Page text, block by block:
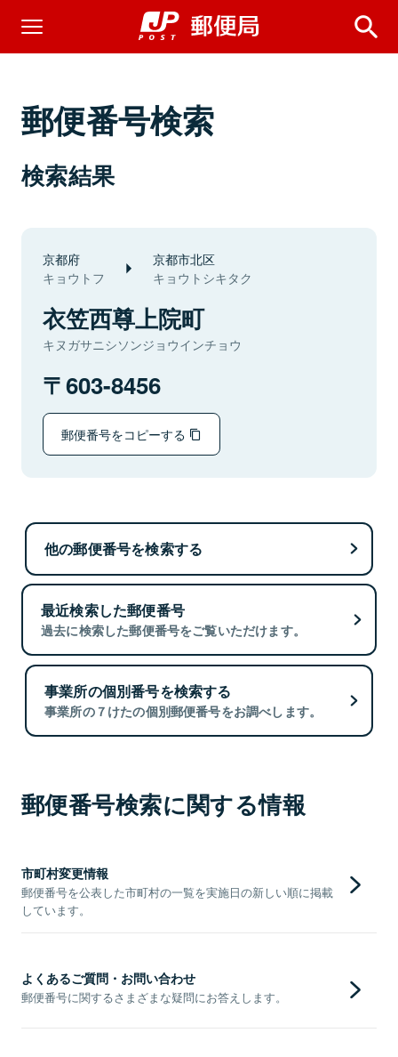
郵便番号検索
検索結果
京都府
キョウトフ
京都市北区
キョウトシキタク
衣笠西尊上院町
キヌガサニシソンジョウインチョウ
603-8456
郵便番号をコピーする
他の郵便番号を検索する
最近検索した郵便番号
過去に検索した郵便番号をご覧いただけます。
事業所の個別番号を検索する
事業所の７けたの個別郵便番号をお調べします。
郵便番号検索に関する情報
市町村変更情報
郵便番号を公表した市町村の一覧を実施日の新しい順に掲載
しています。
よくあるご質問・お問い合わせ
郵便番号に関するさまざまな疑問にお答えします。